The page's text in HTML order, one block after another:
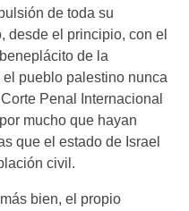
de toda su
desde el principio, con el
de la
pueblo palestino nunca
Penal Internacional
mucho que hayan
que el estado de Israel
civil.
bien, el propio